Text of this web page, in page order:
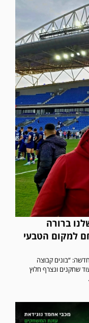
ברורה
למקום הטבעי
“בונים קבוצה
שחקנים ונצרף חלוץ